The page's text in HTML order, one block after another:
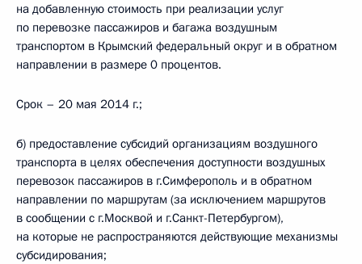
на добавленную стоимость при реализации услуг
по перевозке пассажиров и багажа воздушным
транспортом в Крымский федеральный округ и в обратном
направлении в размере 0 процентов.
Срок – 20 мая 2014 г.;
б) предоставление субсидий организациям воздушного
транспорта в целях обеспечения доступности воздушных
перевозок пассажиров в г.Симферополь и в обратном
направлении по маршрутам (за исключением маршрутов
в сообщении с г.Москвой и г.Санкт-Петербургом),
на которые не распространяются действующие механизмы
субсидирования;